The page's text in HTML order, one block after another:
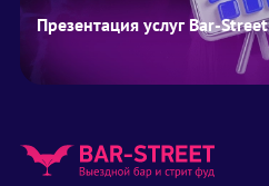
Презентация услуг Bar-Street